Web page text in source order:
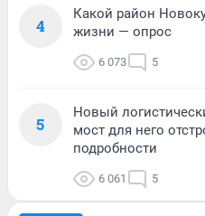
4
Какой район
жизни — опрос
6 073 5
5
Новый
мост для него
подробности
6 061 5